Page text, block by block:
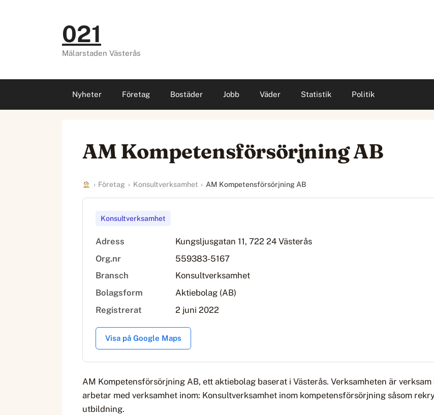
021
Mälarstaden Västerås
Nyheter Företag Bostäder Jobb Väder Statistik Politik
AM Kompetensförsörjning AB
› Företag › Konsultverksamhet › AM Kompetensförsörjning AB
Konsultverksamhet
Adress
Kungsljusgatan 11, 722 24 Västerås
Org.nr
559383-5167
Bransch
Konsultverksamhet
Bolagsform
Aktiebolag (AB)
Registrerat
2 juni 2022
Visa på Google Maps
AM Kompetensförsörjning AB, ett aktiebolag baserat i Västerås. Verksamheten är
arbetar med verksamhet inom: Konsultverksamhet inom kompetensförsörjning såsom
utbildning.